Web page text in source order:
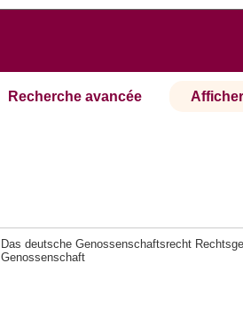
Recherche avancée
Das deutsche Genossenschaftsrecht
Genossenschaft